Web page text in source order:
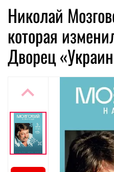
Николай
которая
Дворец